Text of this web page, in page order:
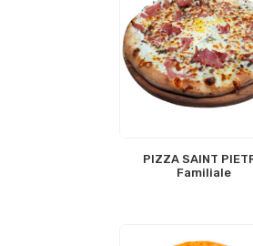
PIZZA SAINT
Familiale